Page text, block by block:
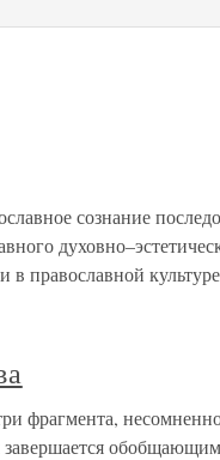
сознание
православной
фрагмента,